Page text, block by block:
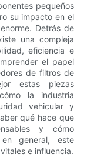
pequeños
su impacto en el
Detrás de
una compleja
eficiencia e
el papel
de filtros de
estas piezas
la industria
vehicular y
qué hace que
y cómo
general, este
e influencia.